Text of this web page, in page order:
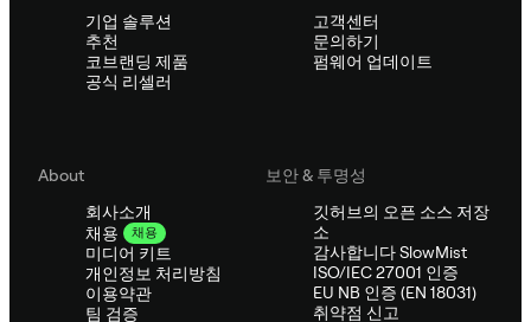
기업 솔루션
추천
코브랜딩 제품
공식 리셀러
고객센터
문의하기
펌웨어 업데이트
About
회사소개
채용
채용
미디어 키트
개인정보 처리방침
이용약관
팀 검증
보안 & 투명성
깃허브의 오픈 소스 저장
소
감사합니다 SlowMist
ISO/IEC 27001 인증
EU NB 인증 (EN 18031)
취약점 신고